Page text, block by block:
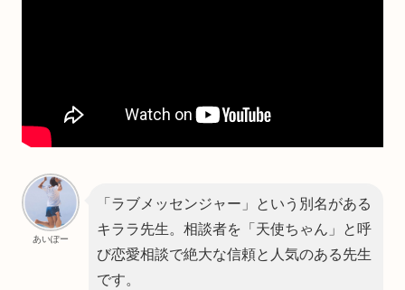
あいぽー
「ラブメッセンジャー」という別名がある
キララ先生。相談者を「天使ちゃん」と呼
び恋愛相談で絶大な信頼と人気のある先生
です。